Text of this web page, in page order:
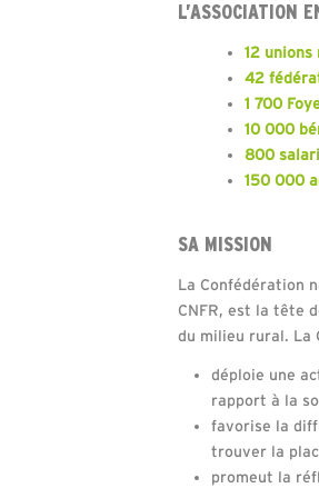
L’ASSOCIATION
12 unions
42
1 700
10 000
800
150 000
SA MISSION
La Confédération
CNFR, est la tête
du milieu rural. La
déploie une
rapport à la
favorise la
trouver la
promeut la